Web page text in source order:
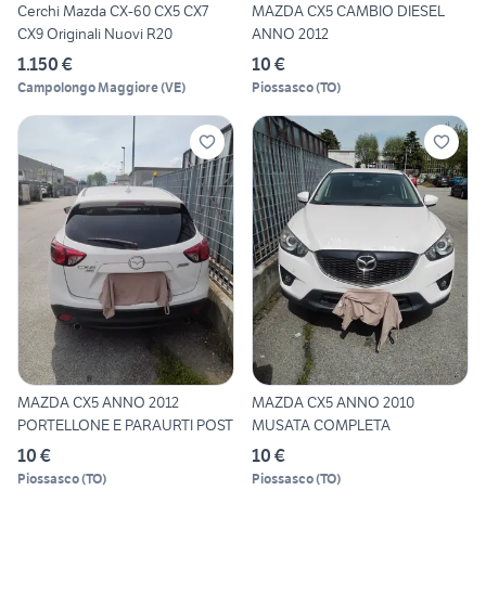
Cerchi Mazda CX-60 CX5 CX7
CX9 Originali Nuovi R20
1.150 €
Campolongo Maggiore(VE)
MAZDA CX5 CAMBIO DIESEL
ANNO 2012
10 €
Piossasco(TO)
MAZDA CX5 ANNO 2012
PORTELLONE E PARAURTI POST
10 €
Piossasco(TO)
MAZDA CX5 ANNO 2010
MUSATA COMPLETA
10 €
Piossasco(TO)